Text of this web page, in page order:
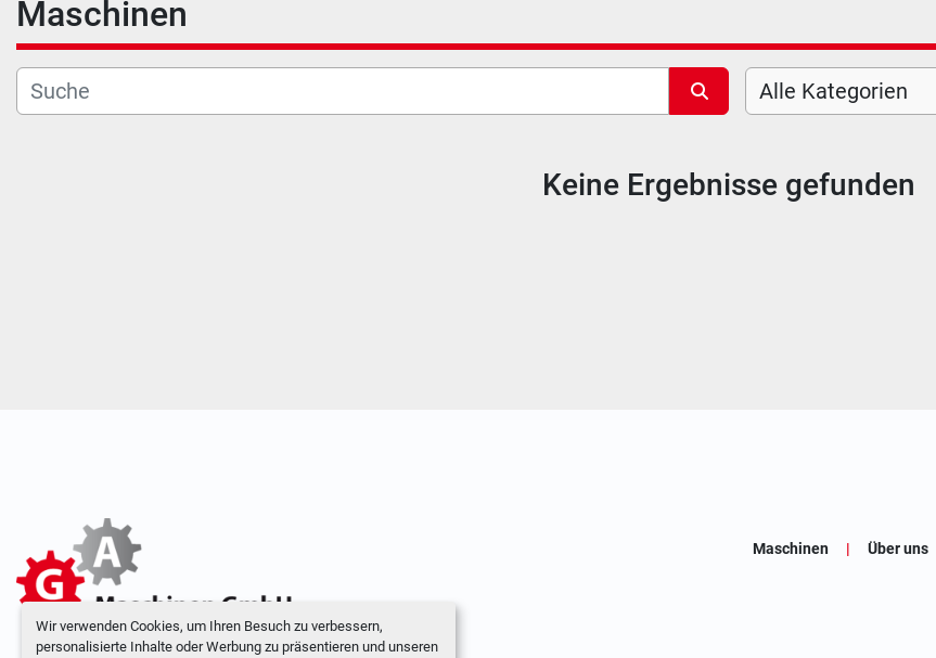
Wir verwenden Cookies, um Ihren Besuch zu verbessern,
personalisierte Inhalte oder Werbung zu präsentieren und unseren
Maschinen
Alle Kategorien
Keine Ergebnisse gefunden
Maschinen Über uns